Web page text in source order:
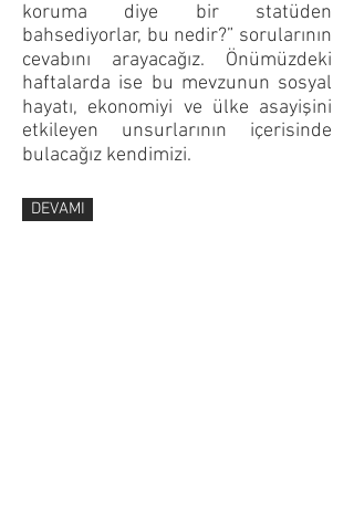
koruma diye bir statüden
bahsediyorlar, bu nedir?” sorularının
cevabını arayacağız. Önümüzdeki
haftalarda ise bu mevzunun sosyal
hayatı, ekonomiyi ve ülke asayişini
etkileyen unsurlarının içerisinde
bulacağız kendimizi.
DEVAMI